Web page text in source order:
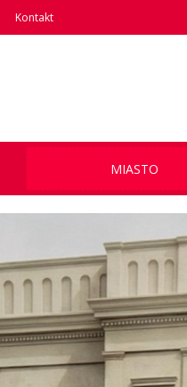
Kontakt
MIASTO